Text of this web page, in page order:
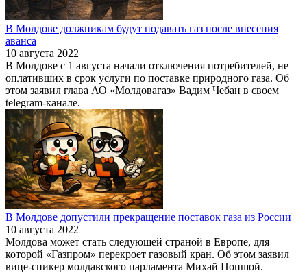
В Молдове должникам будут подавать газ после внесения
аванса
10 августа 2022
В Молдове с 1 августа начали отключения потребителей, не
оплативших в срок услуги по поставке природного газа. Об
этом заявил глава АО «Молдовагаз» Вадим Чебан в своем
telegram-канале.
В Молдове допустили прекращение поставок газа из России
10 августа 2022
Молдова может стать следующей страной в Европе, для
которой «Газпром» перекроет газовый кран. Об этом заявил
вице-спикер молдавского парламента Михай Попшой.